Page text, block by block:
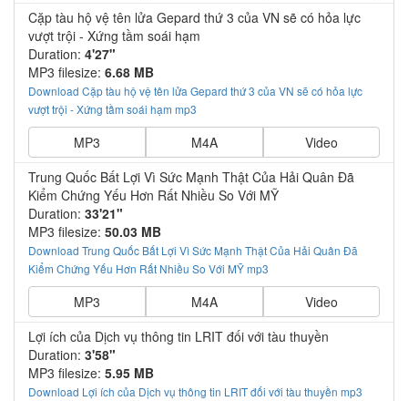
Cặp tàu hộ vệ tên lửa Gepard thứ 3 của VN sẽ có hỏa lực
vượt trội - Xứng tầm soái hạm
Duration: 4'27"
MP3 filesize: 6.68 MB
Download Cặp tàu hộ vệ tên lửa Gepard thứ 3 của VN sẽ có hỏa lực
vượt trội - Xứng tầm soái hạm mp3
MP3 M4A
Video
Trung Quốc Bất Lợi Vì Sức Mạnh Thật Của Hải Quân Đã
Kiểm Chứng Yếu Hơn Rất Nhiều So Với MỸ
Duration: 33'21"
MP3 filesize: 50.03 MB
Download Trung Quốc Bất Lợi Vì Sức Mạnh Thật Của Hải Quân Đã
Kiểm Chứng Yếu Hơn Rất Nhiều So Với MỸ mp3
MP3 M4A
Video
Lợi ích của Dịch vụ thông tin LRIT đối với tàu thuyền
Duration: 3'58"
MP3 filesize: 5.95 MB
Download Lợi ích của Dịch vụ thông tin LRIT đối với tàu thuyền mp3